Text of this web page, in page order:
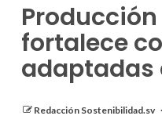
fortalece
adaptadas
Redacción Sostenibilidad.sv